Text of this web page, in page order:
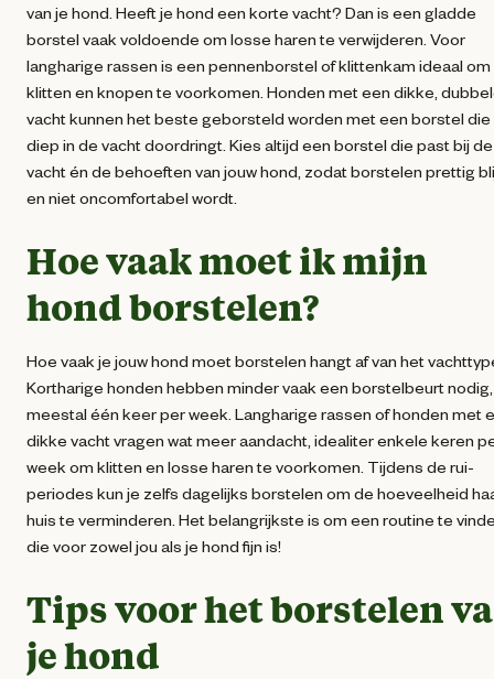
van je hond. Heeft je hond een korte vacht? Dan is een gladde
borstel vaak voldoende om losse haren te verwijderen. Voor
langharige rassen is een pennenborstel of klittenkam ideaal om
klitten en knopen te voorkomen. Honden met een dikke,
vacht kunnen het beste geborsteld worden met een borstel die
diep in de vacht doordringt. Kies altijd een borstel die past bij de
vacht én de behoeften van jouw hond, zodat borstelen prettig
en niet oncomfortabel wordt.
Hoe vaak moet ik mijn
hond borstelen?
Hoe vaak je jouw hond moet borstelen hangt af van het
Kortharige honden hebben minder vaak een borstelbeurt nodig,
meestal één keer per week. Langharige rassen of honden met
dikke vacht vragen wat meer aandacht, idealiter enkele keren
week om klitten en losse haren te voorkomen. Tijdens de rui-
periodes kun je zelfs dagelijks borstelen om de hoeveelheid
huis te verminderen. Het belangrijkste is om een routine te
die voor zowel jou als je hond fijn is!
Tips voor het borstelen
je hond